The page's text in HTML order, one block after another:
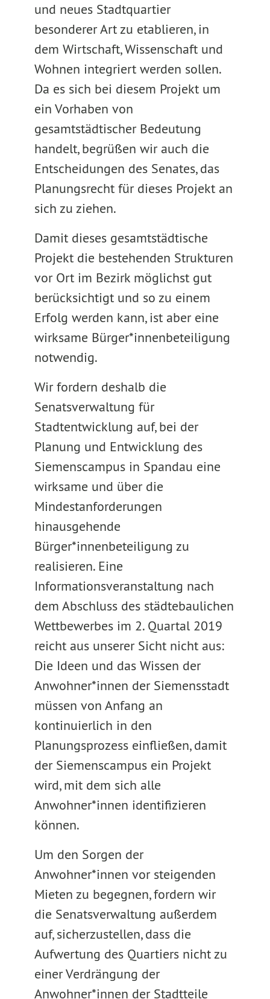
und neues Stadtquartier
besonderer Art zu etablieren, in
dem Wirtschaft, Wissenschaft und
Wohnen integriert werden sollen.
Da es sich bei diesem Projekt um
ein Vorhaben von
gesamtstädtischer Bedeutung
handelt, begrüßen wir auch die
Entscheidungen des Senates, das
Planungsrecht für dieses Projekt an
sich zu ziehen.
Damit dieses gesamtstädtische
Projekt die bestehenden Strukturen
vor Ort im Bezirk möglichst gut
berücksichtigt und so zu einem
Erfolg werden kann, ist aber eine
wirksame Bürger*innenbeteiligung
notwendig.
Wir fordern deshalb die
Senatsverwaltung für
Stadtentwicklung auf, bei der
Planung und Entwicklung des
Siemenscampus in Spandau eine
wirksame und über die
Mindestanforderungen
hinausgehende
Bürger*innenbeteiligung zu
realisieren. Eine
Informationsveranstaltung nach
dem Abschluss des städtebaulichen
Wettbewerbes im 2. Quartal 2019
reicht aus unserer Sicht nicht aus:
Die Ideen und das Wissen der
Anwohner*innen der Siemensstadt
müssen von Anfang an
kontinuierlich in den
Planungsprozess einfließen, damit
der Siemenscampus ein Projekt
wird, mit dem sich alle
Anwohner*innen identifizieren
können.
Um den Sorgen der
Anwohner*innen vor steigenden
Mieten zu begegnen, fordern wir
die Senatsverwaltung außerdem
auf, sicherzustellen, dass die
Aufwertung des Quartiers nicht zu
einer Verdrängung der
Anwohner*innen der Stadtteile